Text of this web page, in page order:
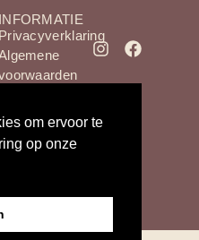
INFORMATIE
Privacyverklaring
om ervoor te
op onze